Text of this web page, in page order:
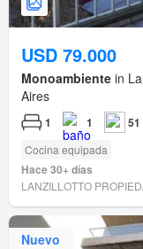
USD 79.000
Monoambiente in
Aires
1 1 51
Cocina equipada
Hace 30+ días
LANZILLOTTO
Nuevo